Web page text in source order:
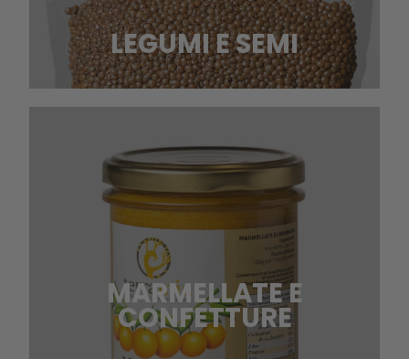
LEGUMI E SEMI
MARMELLATE E
CONFETTURE